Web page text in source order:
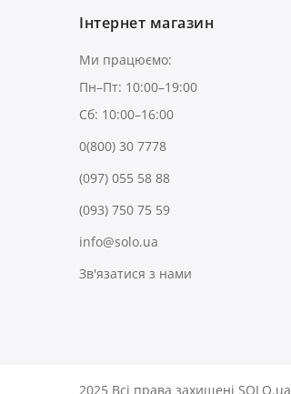
Інтернет магазин
Ми працюємо:
Пн–Пт: 10:00–19:00
Сб: 10:00–16:00
0(800) 30 7778
(097) 055 58 88
(093) 750 75 59
info@solo.ua
Зв'язатися з нами
2025 Всі права захищені SOLO.ua